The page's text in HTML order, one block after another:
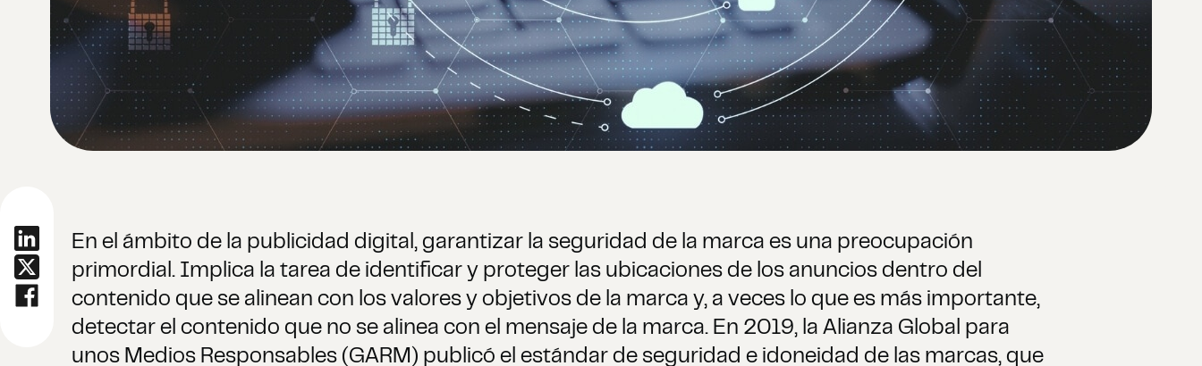
En el ámbito de la publicidad digital, garantizar la seguridad de la marca es una preocupación
primordial. Implica la tarea de identificar y proteger las ubicaciones de los anuncios dentro del
contenido que se alinean con los valores y objetivos de la marca y, a veces lo que es más importante,
detectar el contenido que no se alinea con el mensaje de la marca. En 2019, la Alianza Global para
unos Medios Responsables (GARM) publicó el estándar de seguridad e idoneidad de las marcas, que